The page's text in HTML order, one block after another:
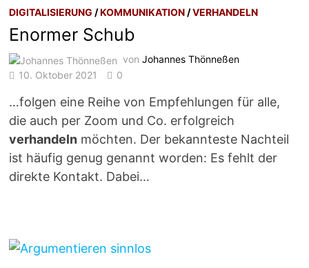
DIGITALISIERUNG /KOMMUNIKATION /VERHANDELN
Enormer Schub
vonJohannes Thönneßen
10. Oktober 2021
0
…folgen eine Reihe von Empfehlungen für alle,
die auch per Zoom und Co. erfolgreich
verhandeln möchten. Der bekannteste Nachteil
ist häufig genug genannt worden: Es fehlt der
direkte Kontakt. Dabei…